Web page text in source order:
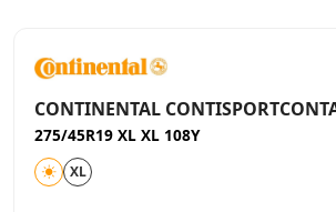
CONTINENTAL
275/45R19 XL XL 108Y
XL